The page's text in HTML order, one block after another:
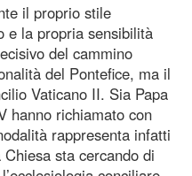
il proprio stile
e la propria sensibilità
del cammino
del Pontefice, ma il
Vaticano II. Sia Papa
hanno richiamato con
rappresenta infatti
sta cercando di